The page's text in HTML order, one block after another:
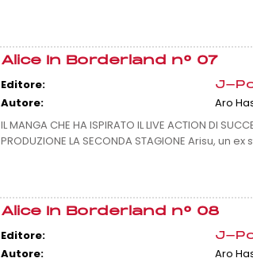
Alice In Borderland n° 07
Editore: J-
Autore:
Aro
IL MANGA CHE HA ISPIRATO IL LIVE ACTION DI
PRODUZIONE LA SECONDA STAGIONE Arisu, un
Alice In Borderland n° 08
Editore: J-
Autore: Aro